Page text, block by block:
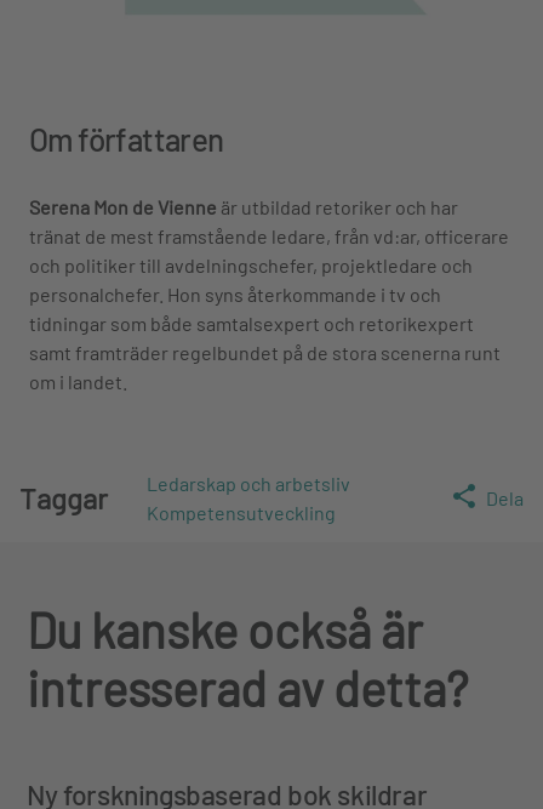
Om författaren
Serena Mon de Vienne är utbildad retoriker och har
tränat de mest framstående ledare, från vd:ar, officerare
och politiker till avdelningschefer, projektledare och
personalchefer. Hon syns återkommande i tv och
tidningar som både samtalsexpert och retorikexpert
samt framträder regelbundet på de stora scenerna runt
om i landet.
Taggar
Ledarskap och arbetsliv
Kompetensutveckling
Dela
Du kanske också är
intresserad av detta?
Ny forskningsbaserad bok skildrar